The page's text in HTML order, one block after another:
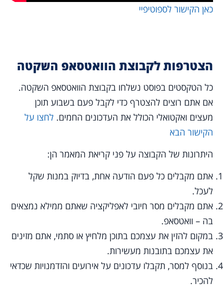
כאן הקישור לספוטיפיי
הצטרפות לקבוצת הוואטסאפ השקטה
כל הטקסטים בפוסט נשלחו בקבוצת הוואטסאפ השקטה.
אם אתם רוצים להצטרף כדי לקבל פעם בשבוע תוכן
מעצים ואקטואלי הכולל את העדכונים החמים. לחצו על
הקישור הבא
היתרונות של הקבוצה על פני קריאת המאמר הן:
אתם מקבלים כל פעם הודעה אחת, בדיוק במנות שקל
לעכל.
אתם מקבלים מסר חיובי לאפליקציה שאתם ממילא נמצאים
בה – וואטסאפ.
במקום להזין את עצמכם בתוכן מלחיץ או סתמי, אתם מזינים
את עצמכם בתובנות מעשירות.
בנוסף למסר, תקבלו עדכונים על אירועים והזדמנויות שכדאי
להכיר.